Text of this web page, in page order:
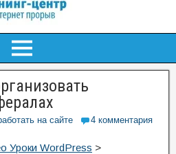
на сайте 4 комментария
Уроки WordPress >